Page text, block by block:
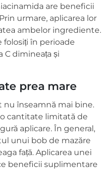
are beneficii
urmare, aplicarea lor
ambelor ingrediente.
folosiți în perioade
dimineața și
prea mare
nu înseamnă mai bine.
cantitate limitată de
aplicare. În general,
unui bob de mazăre
față. Aplicarea unei
beneficii suplimentare